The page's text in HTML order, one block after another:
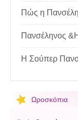
Πώς η
Πανσέληνος
Η Σούπερ
Ωροσκόπια